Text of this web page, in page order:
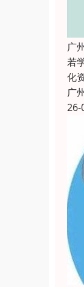
广
若
化
广
26-